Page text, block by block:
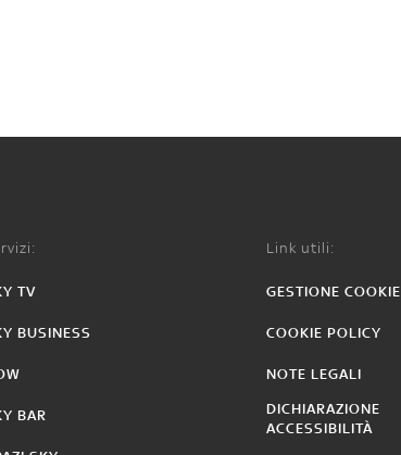
TV
BUSINESS
BAR
Link utili:
GESTIONE COOKIE
COOKIE POLICY
NOTE LEGALI
DICHIARAZIONE
ACCESSIBILITÀ